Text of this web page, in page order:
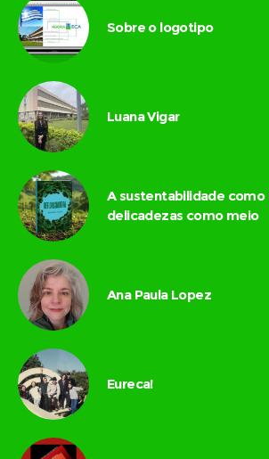
Sobre o logotipo
Luana Vigar
A sustentabilidade como
delicadezas como meio
Ana Paula Lopez
Eureca!